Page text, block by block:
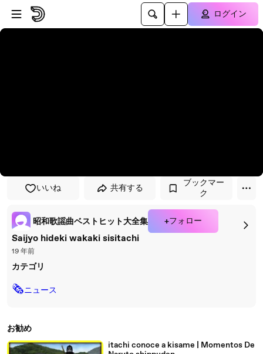
プレイヤーにスキップ
メインコンテンツにスキップ
ログイン
いいね 共有する
ブックマー
ク
昭和歌謡曲ベストヒット大全集 +フォロー
Saijyo hideki wakaki sisitachi
19 年前
カテゴリ
🗞ニュース
お勧め
itachi conoce a kisame | Momentos De